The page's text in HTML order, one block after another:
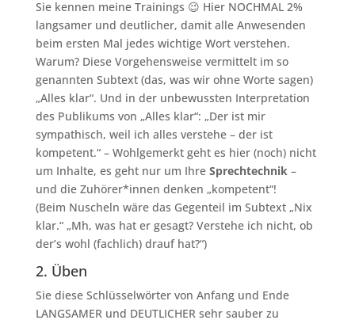
Sie kennen meine Trainings 😉 Hier NOCHMAL 2%
langsamer und deutlicher, damit alle Anwesenden
beim ersten Mal jedes wichtige Wort verstehen.
Warum? Diese Vorgehensweise vermittelt im so
genannten Subtext (das, was wir ohne Worte sagen)
„Alles klar“. Und in der unbewussten Interpretation
des Publikums von „Alles klar“: „Der ist mir
sympathisch, weil ich alles verstehe – der ist
kompetent.“ – Wohlgemerkt geht es hier (noch) nicht
um Inhalte, es geht nur um Ihre Sprechtechnik–
und die Zuhörer*innen denken „kompetent“!
(Beim Nuscheln wäre das Gegenteil im Subtext „Nix
klar.“ „Mh, was hat er gesagt? Verstehe ich nicht, ob
der’s wohl (fachlich) drauf hat?“)
2. Üben
Sie diese Schlüsselwörter von Anfang und Ende
LANGSAMER und DEUTLICHER sehr sauber zu